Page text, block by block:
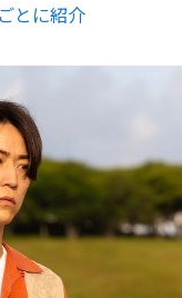
とに紹介